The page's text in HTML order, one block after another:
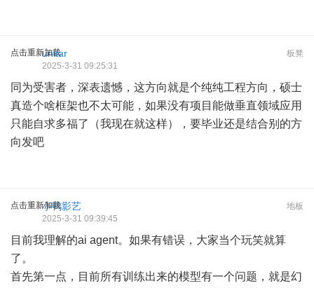
点击重新加载 板凳
unitar
2025-3-31 09:25:31
同为受害者，深表遗憾，这方向就是个纯纯工程方向，硕士
真造个啥框架也不太可能，如果没有项目能做垂直领域应用
只能自求多福了（我现在就这样），要毕业还是结合别的方
向发吧
点击重新加载 地板
小鸭影艺
2025-3-31 09:39:45
目前我理解的ai agent。如果有错误，大家当个玩笑就算
了。
首先第一点，目前所有训练出来的模型有一个问题，就是幻